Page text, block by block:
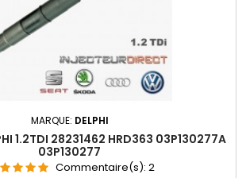
MARQUE: DELPHI
1.2TDI 28231462 HRD363 03P130277A
03P130277
Commentaire(s): 2